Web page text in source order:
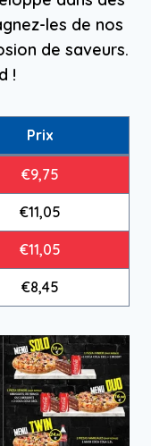
les de nos
de saveurs.
!
Prix
€9,75
€11,05
€11,05
€8,45